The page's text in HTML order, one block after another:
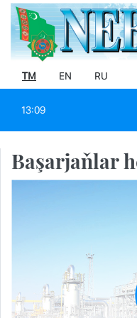
TM EN RU
13:09
Başarjaňlar